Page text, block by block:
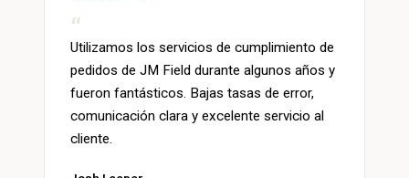
Utilizamos los servicios de cumplimiento de
pedidos de JM Field durante algunos años y
fueron fantásticos. Bajas tasas de error,
comunicación clara y excelente servicio al
cliente.